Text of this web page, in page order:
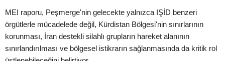
MEI raporu, Peşmerge'nin gelecekte yalnızca IŞİD benzeri
örgütlerle mücadelede değil, Kürdistan Bölgesi'nin sınırlarının
korunması, İran destekli silahlı grupların hareket alanının
sınırlandırılması ve bölgesel istikrarın sağlanmasında da kritik rol